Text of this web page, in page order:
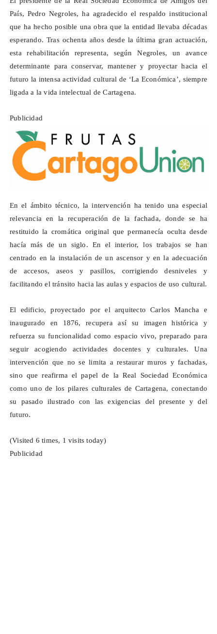
País, Pedro Negroles, ha agradecido el respaldo institucional
que ha hecho posible una obra que la entidad llevaba décadas
esperando. Tras ochenta años desde la última gran actuación,
esta rehabilitación representa, segúnNegroles, un avance
determinante para conservar, mantener y proyectar hacia el
futuro la intensa actividad cultural de ‘La Económica’, siempre
ligada a la vida intelectual de Cartagena.
Publicidad
En el ámbito técnico, la intervención ha tenido una especial
relevancia en la recuperación de la fachada, donde se ha
restituido la cromática original que permanecía oculta desde
hacía más de un siglo. En el interior, los trabajos se han
centrado en la instalación de un ascensor y en la adecuación
de accesos, aseos y pasillos, corrigiendo desniveles y
facilitando el tránsito hacia las aulas y espacios de uso cultural.
El edificio, proyectado por el arquitecto Carlos Mancha e
inaugurado en 1876, recupera así su imagen histórica y
refuerza su funcionalidad como espacio vivo, preparado para
seguir acogiendo actividades docentes y culturales. Una
intervención que no se limita a restaurar muros y fachadas,
sino que reafirma el papel de la Real Sociedad Económica
como uno de los pilares culturales de Cartagena, conectando
su pasado ilustrado con las exigencias del presente y del
futuro.
(Visited 6 times, 1 visits today)
Publicidad